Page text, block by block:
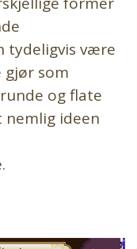
tydeligvis være
gjør som
og flate
nemlig ideen